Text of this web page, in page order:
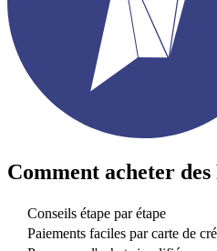
Comment acheter des
Conseils étape par étape
Paiements faciles par carte de